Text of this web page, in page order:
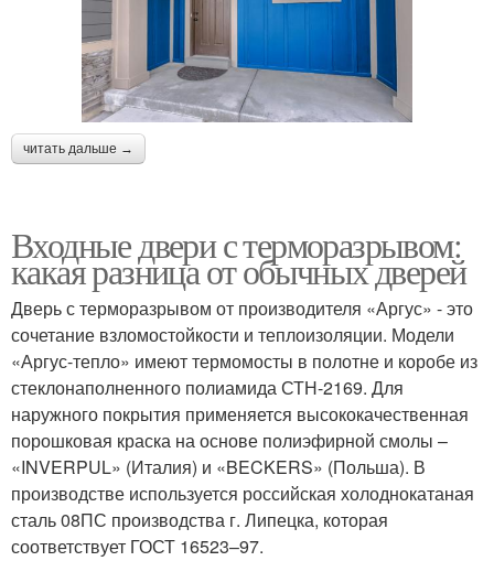
читать дальше →
Входные двери с терморазрывом:
какая разница от обычных дверей
Дверь с терморазрывом от производителя «Аргус» - это
сочетание взломостойкости и теплоизоляции. Модели
«Аргус-тепло» имеют термомосты в полотне и коробе из
стеклонаполненного полиамида СТН-2169. Для
наружного покрытия применяется высококачественная
порошковая краска на основе полиэфирной смолы –
«INVERPUL» (Италия) и «BECKERS» (Польша). В
производстве используется российская холоднокатаная
сталь 08ПС производства г. Липецка, которая
соответствует ГОСТ 16523–97.